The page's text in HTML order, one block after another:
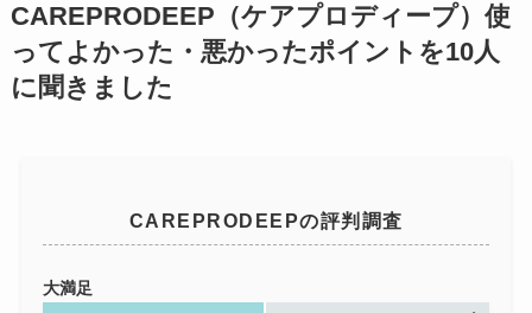
CAREPRODEEP（ケアプロディープ）使
ってよかった・悪かったポイントを10人
に聞きました
CAREPRODEEPの評判調査
大満足